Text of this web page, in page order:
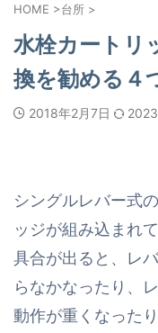
HOME >台所 >
水栓カートリ
換を勧める４
2018年2月7日
シングルレバー式
ッジが組み込まれ
具合が出ると、レ
らなかなったり、
動作が重くなった